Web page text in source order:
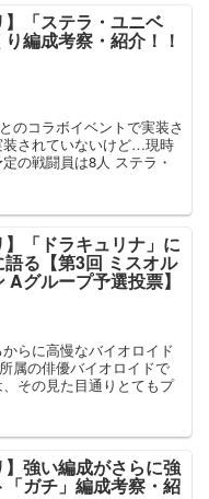
】「ステラ・ユニベ
編成考察・紹介！！
のコラボイベントで実装さ
されていないけど…現時
の戦闘員は8人 ステラ・
】「ドラキュリナ」に
る【第3回 ミスオル
Aグループ予選投票】
らに高慢なバイオロイド
属の俳優バイオロイドで
その見た目通りとてもプ
】強い編成がさらに強
「ガチ」編成考察・紹